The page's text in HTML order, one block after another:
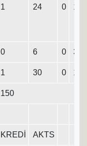
1 24 0 13
0 6 0 3
1 30 0 16
150
KREDİ AKTS